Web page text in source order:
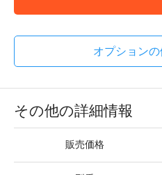
オプション
その他の詳細情報
販売価格